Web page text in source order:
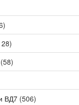
ВД7(506)